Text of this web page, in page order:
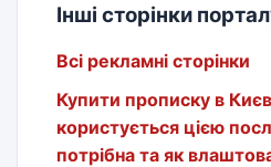
Інші сторінки
Всі рекламні сторінки
Купити прописку в
користується цією
потрібна та як